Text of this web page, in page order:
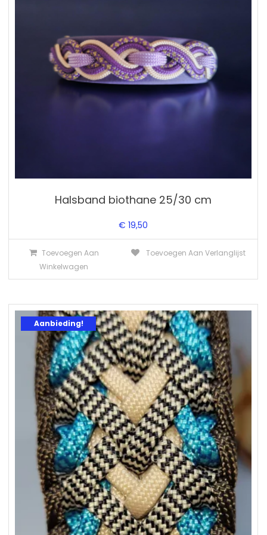
Halsband biothane 25/30 cm
€ 19,50
Toevoegen Aan
Winkelwagen
Toevoegen Aan Verlanglijst
Aanbieding!